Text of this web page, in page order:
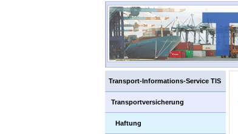
Transport-Informations-Service TIS
Transportversicherung
Haftung